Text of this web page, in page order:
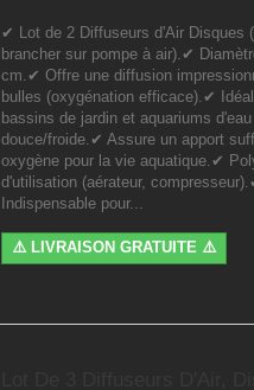
✔ Lot de 2 Diffuseurs d'Air Disques
brancher sur pompe à air).✔
cm.✔ Offre une diffusion
bulles (oxygénation efficace).✔
bassins de jardin et aquariums d'eau
douce/froide.✔ Assure un apport
oxygène pour la vie aquatique.✔
d'utilisation (aérateur,
Indispensable pour...
⚠️ LIVRAISON GRATUITE ⚠️